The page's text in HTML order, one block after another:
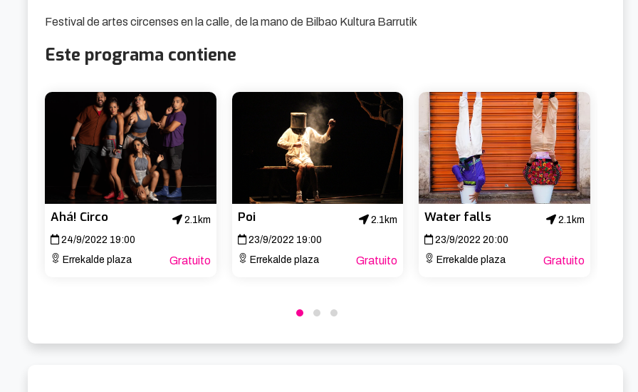
Festival de artes circenses en la calle, de la mano de Bilbao Kultura Barrutik
Este programa contiene
Ahá! Circo
2.1km
24/9/2022 19:00
Errekalde plaza
Gratuito
Poi
2.1km
23/9/2022 19:00
Errekalde plaza
Gratuito
Water falls
2.1km
23/9/2022 20:00
Errekalde plaza
Gratuito